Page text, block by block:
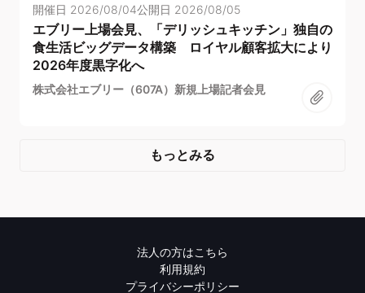
開催日 2026/08/04公開日 2026/08/05
エブリー上場会見、「デリッシュキッチン」独自の
食生活ビッグデータ構築 ロイヤル顧客拡大により
2026年度黒字化へ
株式会社エブリー（607A）新規上場記者会見
もっとみる
法人の方はこちら
利用規約
プライバシーポリシー